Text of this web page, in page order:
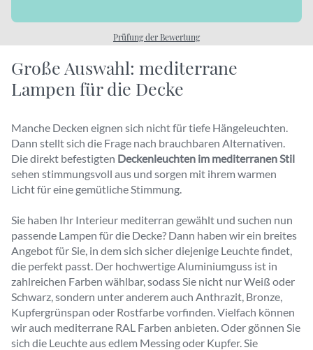
Prüfung der Bewertung
Große Auswahl: mediterrane
Lampen für die Decke
Manche Decken eignen sich nicht für tiefe Hängeleuchten.
Dann stellt sich die Frage nach brauchbaren Alternativen.
Die direkt befestigten Deckenleuchten im mediterranen Stil
sehen stimmungsvoll aus und sorgen mit ihrem warmen
Licht für eine gemütliche Stimmung.
Sie haben Ihr Interieur mediterran gewählt und suchen nun
passende Lampen für die Decke? Dann haben wir ein breites
Angebot für Sie, in dem sich sicher diejenige Leuchte findet,
die perfekt passt. Der hochwertige Aluminiumguss ist in
zahlreichen Farben wählbar, sodass Sie nicht nur Weiß oder
Schwarz, sondern unter anderem auch Anthrazit, Bronze,
Kupfergrünspan oder Rostfarbe vorfinden. Vielfach können
wir auch mediterrane RAL Farben anbieten. Oder gönnen Sie
sich die Leuchte aus edlem Messing oder Kupfer. Sie